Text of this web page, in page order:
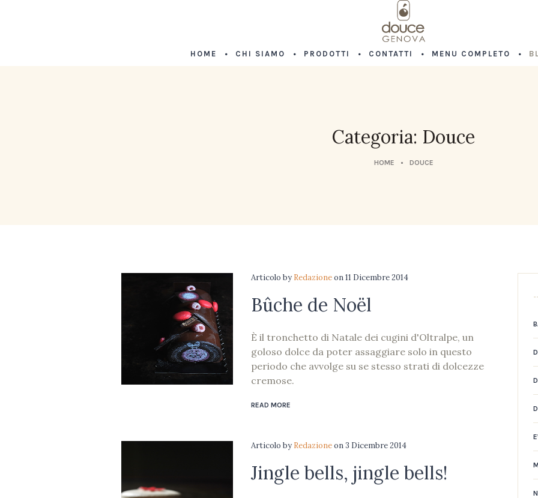
HOME CHI SIAMO PRODOTTI CONTATTI MENU COMPLETO
Categoria: Douce
HOME DOUCE
Articoloby Redazioneon11 Dicembre 2014
Bûche de Noël
È il tronchetto di Natale dei cugini d'Oltralpe, un
goloso dolce da poter assaggiare solo in questo
periodo che avvolge su se stesso strati di dolcezze
cremose.
READ MORE
Articoloby Redazioneon3 Dicembre 2014
Jingle bells, jingle bells!